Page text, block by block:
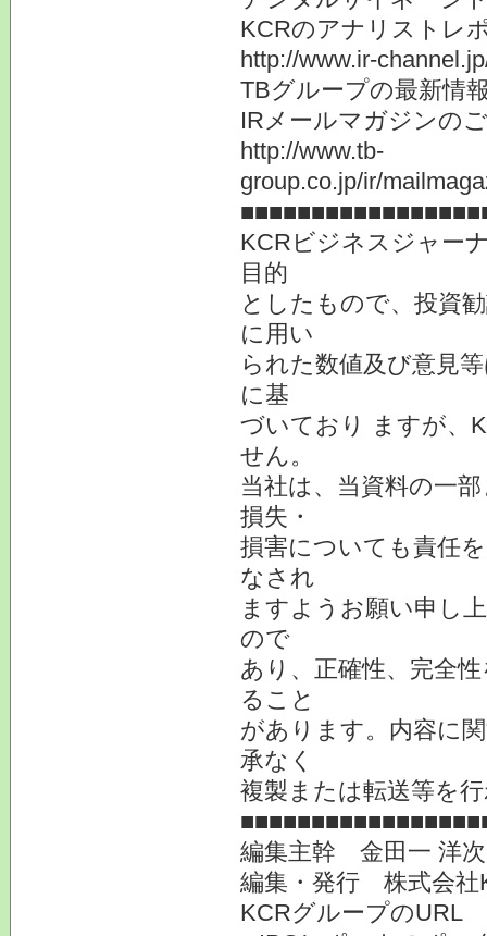
KCRのアナリストレ
http://www.ir-
TBグループの最新情
IRメールマガジンの
http://www.tb-
group.co.jp/ir/
KCRビジネスジャー
目的
としたもので、投資
に用い
られた数値及び意見
に基
づいており ますが、
せん。
当社は、当資料の一
損失・
損害についても責任
なされ
ますようお願い申し
ので
あり、正確性、完全
ること
があります。内容に
承なく
複製または転送等を
編集主幹 金田一 洋
編集・発行 株式会社
KCRグループのURL